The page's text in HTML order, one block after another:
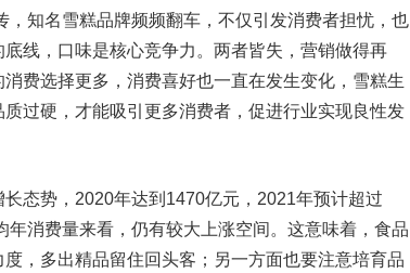
，知名雪糕品牌频频翻车，不仅引发消费者担忧，也
线，口味是核心竞争力。两者皆失，营销做得再
费选择更多，消费喜好也一直在发生变化，雪糕生
过硬，才能吸引更多消费者，促进行业实现良性发
势，2020年达到1470亿元，2021年预计超过
消费量来看，仍有较大上涨空间。这意味着，食品
，多出精品留住回头客；另一方面也要注意培育品